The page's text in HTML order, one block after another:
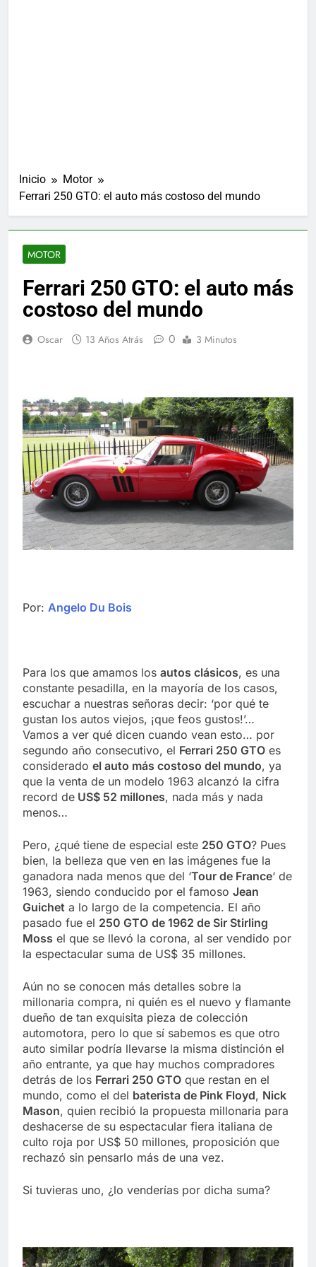
Inicio
Motor
Ferrari 250 GTO: el auto más costoso del mundo
MOTOR
Ferrari 250 GTO: el auto más
costoso del mundo
Oscar 13 Años Atrás 0 3 Minutos
Por: Angelo Du Bois
Para los que amamos los autos clásicos, es una
constante pesadilla, en la mayoría de los casos,
escuchar a nuestras señoras decir: ‘por qué te
gustan los autos viejos, ¡que feos gustos!’…
Vamos a ver qué dicen cuando vean esto… por
segundo año consecutivo, el Ferrari 250 GTO es
considerado el auto más costoso del mundo, ya
que la venta de un modelo 1963 alcanzó la cifra
record de US$ 52 millones, nada más y nada
menos…
Pero, ¿qué tiene de especial este 250 GTO? Pues
bien, la belleza que ven en las imágenes fue la
ganadora nada menos que del ‘Tour de France‘ de
1963, siendo conducido por el famoso Jean
Guichet a lo largo de la competencia. El año
pasado fue el 250 GTO de 1962 de Sir Stirling
Moss el que se llevó la corona, al ser vendido por
la espectacular suma de US$ 35 millones.
Aún no se conocen más detalles sobre la
millonaria compra, ni quién es el nuevo y flamante
dueño de tan exquisita pieza de colección
automotora, pero lo que sí sabemos es que otro
auto similar podría llevarse la misma distinción el
año entrante, ya que hay muchos compradores
detrás de los Ferrari 250 GTO que restan en el
mundo, como el del baterista de Pink Floyd, Nick
Mason, quien recibió la propuesta millonaria para
deshacerse de su espectacular fiera italiana de
culto roja por US$ 50 millones, proposición que
rechazó sin pensarlo más de una vez.
Si tuvieras uno, ¿lo venderías por dicha suma?